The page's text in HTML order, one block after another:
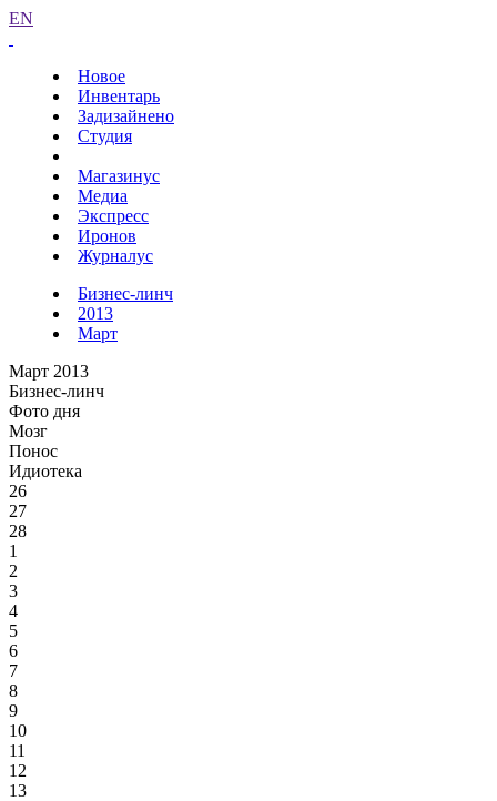
EN
Новое
Инвентарь
Задизайнено
Студия
Магазинус
Медиа
Экспресс
Иронов
Журналус
Бизнес-линч
2013
Март
Март 2013
Бизнес-линч
Фото дня
Мозг
Понос
Идиотека
26
27
28
1
2
3
4
5
6
7
8
9
10
11
12
13